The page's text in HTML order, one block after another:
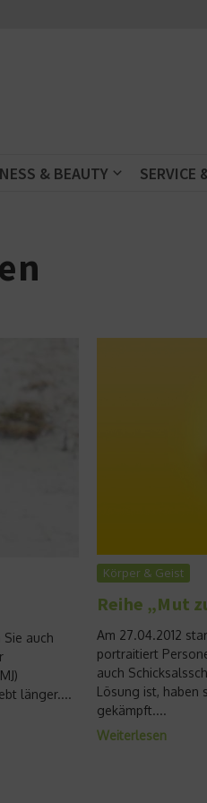
& BEAUTY SERVICE
auch
länger....
Körper & Geist
Reihe „Mut
Am 27.04.2012
portraitiert
auch
Lösung ist, haben
gekämpft....
Weiterlesen